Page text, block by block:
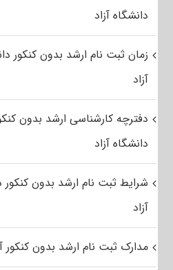
دانشگاه آزاد
زمان ثبت نام ارشد بدون کنکور
آزاد
دفترچه کارشناسی ارشد بدون
دانشگاه آزاد
شرایط ثبت نام ارشد بدون کنکور
آزاد
مدارک ثبت نام ارشد بدون کنکور